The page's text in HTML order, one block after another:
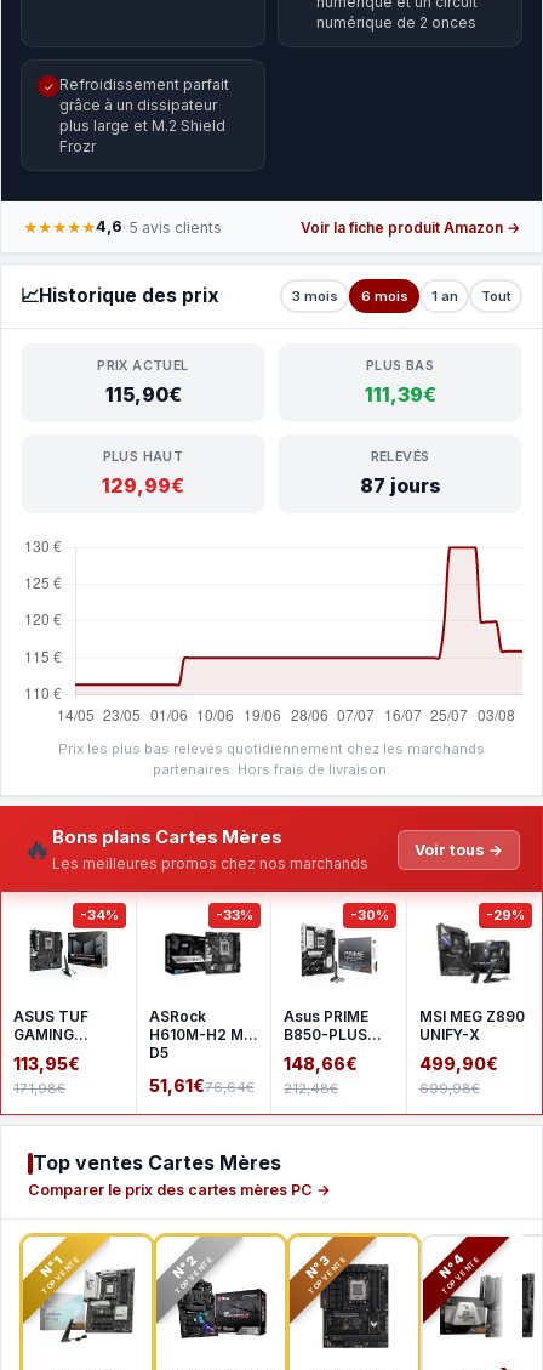
numérique de 2 onces
✓ Refroidissement parfait
grâce à un dissipateur
plus large et M.2 Shield
Frozr
★★★★★4,6· 5 avis clients Voir la fiche produit Amazon →
📈Historique des prix 3 mois 6 mois 1 an Tout
PRIX ACTUEL
115,90€
PLUS BAS
111,39€
PLUS HAUT
129,99€
RELEVÉS
87 jours
Prix les plus bas relevés quotidiennement chez les marchands
partenaires. Hors frais de livraison.
🔥 Bons plans Cartes Mères
Les meilleures promos chez nos marchands
Voir tous →
-34%
ASUS TUF
GAMING
A620AM-
PLUS WIFI
113,95€
171,98€
-33%
ASRock
H610M-H2 M.2
D5
51,61€76,64€
-30%
Asus PRIME
B850-PLUS
WIFI
148,66€
212,48€
-29%
MSI MEG Z890
UNIFY-X
499,90€
699,98€
Top ventes Cartes Mères
Comparer le prix des cartes mères PC →
N°1
TOP VENTE N°2
TOP VENTE N°3
TOP VENTE N°4
TOP VENTE